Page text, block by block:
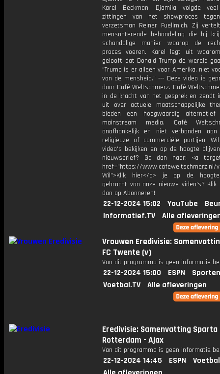
Karel Beckman. Djamila volgde
zittingen van het showproces
verzetsman Reiner Fuellmich. Zij
mensonterende behandeling die hij
schandalige manier waarop de
proces voeren. Karel legt uit
gelooft dat Donald Trump de wereld
“Trump is er alleen voor Amerika‚ niet
van de mensheid.” --- Deze video is
door Café Weltschmerz. Café
in de kracht van het gesprek en zendt
uit over actuele maatschappelijke
bieden een hoogwaardig
mainstream media. Café
onafhankelijk en niet verbonden aan
religieuze of commerciële partijen.
video's bekijken en op de hoogte
nieuwsbrief? Ga dan naar: <a
href="https://www.cafeweltschmerz.nl/
Wil">Klik hier</a> je op de
gebracht van onze nieuwe video's? Klik
dan op Abonneren!
22-12-2024 15:02 YouTube
Informatief.TV
Alle
Vrouwen Eredivisie:
FC Twente (v)
Van dit programma is geen informatie
22-12-2024 15:00 ESPN
Voetbal.TV
Alle afleveringen
Eredivisie: Samenvatting Sparta
Rotterdam - Ajax
Van dit programma is geen informatie
22-12-2024 14:45 ESPN